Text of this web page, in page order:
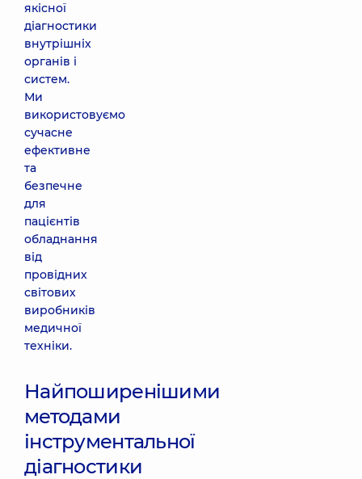
якісної
діагностики
внутрішніх
органів і
систем.
Ми
використовуємо
сучасне
ефективне
та
безпечне
для
пацієнтів
обладнання
від
провідних
світових
виробників
медичної
техніки.
Найпоширенішими
методами
інструментальної
діагностики